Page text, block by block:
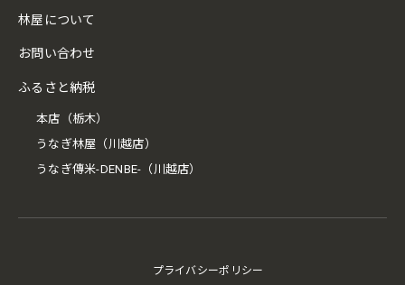
林屋について
お問い合わせ
ふるさと納税
本店（栃木）
うなぎ林屋（川越店）
うなぎ傳米-DENBE-（川越店）
プライバシーポリシー